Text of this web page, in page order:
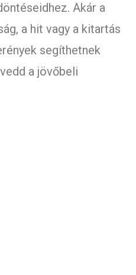
Akár a
a hit vagy a kitartás
segíthetnek
a jövőbeli